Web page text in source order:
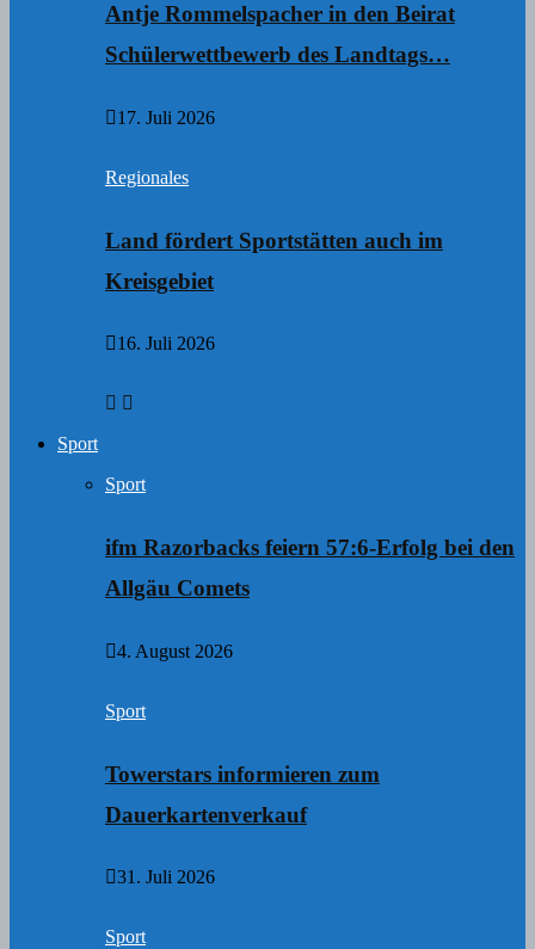
Antje Rommelspacher in den Beirat
Schülerwettbewerb des Landtags…
17. Juli 2026
Regionales
Land fördert Sportstätten auch im
Kreisgebiet
16. Juli 2026
Sport
Sport
ifm Razorbacks feiern 57:6-Erfolg bei den
Allgäu Comets
4. August 2026
Sport
Towerstars informieren zum
Dauerkartenverkauf
31. Juli 2026
Sport